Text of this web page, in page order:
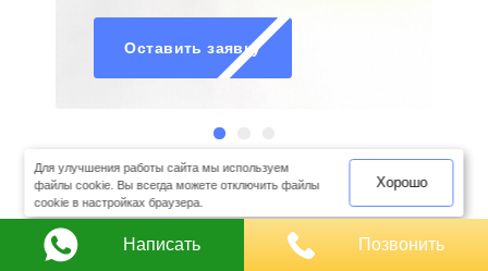
Оставить заявку
Для улучшения работы сайта мы используем
файлы cookie. Вы всегда можете отключить файлы
cookie в настройках браузера.
Хорошо
Написать Позвонить